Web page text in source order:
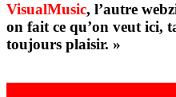
VisualMusic, l’autre
on fait ce qu’on veut ici,
toujours plaisir. »